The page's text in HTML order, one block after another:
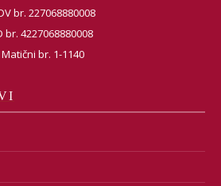
br. 227068880008
br. 4227068880008
Matični br. 1-1140